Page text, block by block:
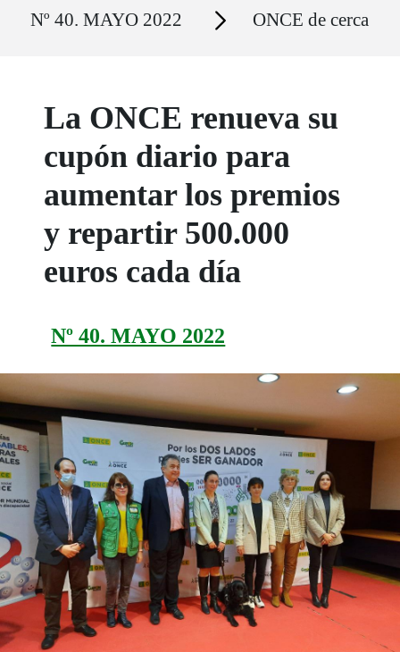
Nº 40. MAYO 2022 Secciones ONCE de cerca
La ONCE renueva su
cupón diario para
aumentar los premios
y repartir 500.000
euros cada día
Nº 40. MAYO 2022